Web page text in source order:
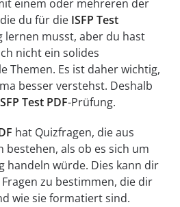
einem oder mehreren der
du für die ISFP Test
lernen musst, aber du hast
nicht ein solides
Themen. Es ist daher wichtig,
besser verstehst. Deshalb
Test PDF-Prüfung.
hat Quizfragen, die aus
bestehen, als ob es sich um
handeln würde. Dies kann dir
zu bestimmen, die dir
wie sie formatiert sind.